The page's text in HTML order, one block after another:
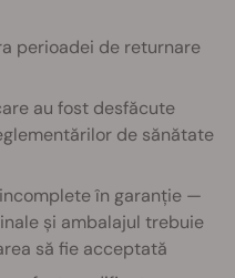
perioadei de returnare
au fost desfăcute
de sănătate
în garanție —
și ambalajul trebuie
să fie acceptată